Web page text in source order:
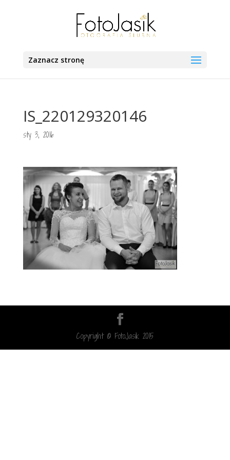
Zaznacz stronę
IS_220129320146
sty 3, 2016
Copyright © FotoJasik 2015